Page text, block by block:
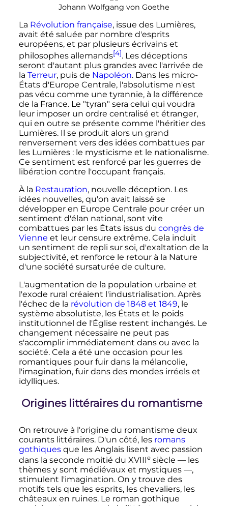
Johann Wolfgang von Goethe
La Révolution française, issue des Lumières,
avait été saluée par nombre d'esprits
européens, et par plusieurs écrivains et
philosophes allemands[4]. Les déceptions
seront d'autant plus grandes avec l'arrivée de
la Terreur, puis de Napoléon. Dans les micro-
États d'Europe Centrale, l'absolutisme n'est
pas vécu comme une tyrannie, à la différence
de la France. Le "tyran" sera celui qui voudra
leur imposer un ordre centralisé et étranger,
qui en outre se présente comme l'héritier des
Lumières. Il se produit alors un grand
renversement vers des idées combattues par
les Lumières : le mysticisme et le nationalisme.
Ce sentiment est renforcé par les guerres de
libération contre l'occupant français.
À la Restauration, nouvelle déception. Les
idées nouvelles, qu'on avait laissé se
développer en Europe Centrale pour créer un
sentiment d'élan national, sont vite
combattues par les États issus du congrès de
Vienne et leur censure extrême. Cela induit
un sentiment de repli sur soi, d'exaltation de la
subjectivité, et renforce le retour à la Nature
d'une société sursaturée de culture.
L'augmentation de la population urbaine et
l'exode rural créaient l'industrialisation. Après
l'échec de la révolution de 1848 et 1849, le
système absolutiste, les États et le poids
institutionnel de l'Église restent inchangés. Le
changement nécessaire ne peut pas
s'accomplir immédiatement dans ou avec la
société. Cela a été une occasion pour les
romantiques pour fuir dans la mélancolie,
l'imagination, fuir dans des mondes irréels et
idylliques.
Origines littéraires du romantisme
On retrouve à l'origine du romantisme deux
courants littéraires. D'un côté, les romans
gothiquesque les Anglais lisent avec passion
dans la seconde moitié du XVIIIe siècle — les
thèmes y sont médiévaux et mystiques —,
stimulent l'imagination. On y trouve des
motifs tels que les esprits, les chevaliers, les
châteaux en ruines. Le roman gothique